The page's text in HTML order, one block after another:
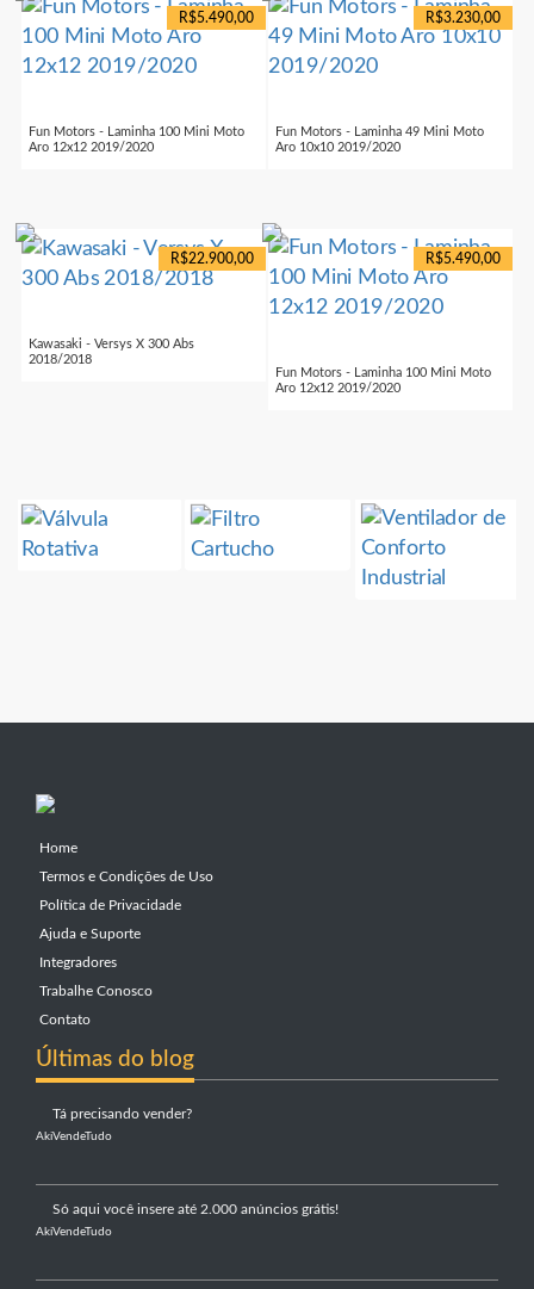
R$5.490,00
Fun Motors - Laminha 100 Mini Moto
Aro 12x12 2019/2020
R$3.230,00
Fun Motors - Laminha 49 Mini Moto
Aro 10x10 2019/2020
R$22.900,00
Kawasaki - Versys X 300 Abs
2018/2018
R$5.490,00
Fun Motors - Laminha 100 Mini Moto
Aro 12x12 2019/2020
Home
Termos e Condições de Uso
Política de Privacidade
Ajuda e Suporte
Integradores
Trabalhe Conosco
Contato
Últimas do blog
Tá precisando vender?
AkiVendeTudo
Só aqui você insere até 2.000 anúncios grátis!
AkiVendeTudo